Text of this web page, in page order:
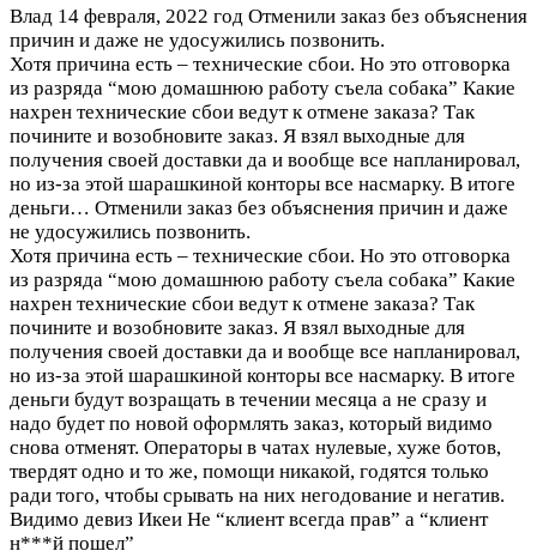
Влад 14 февраля, 2022 год Отменили заказ без объяснения
причин и даже не удосужились позвонить.
Хотя причина есть – технические сбои. Но это отговорка
из разряда “мою домашнюю работу съела собака” Какие
нахрен технические сбои ведут к отмене заказа? Так
почините и возобновите заказ. Я взял выходные для
получения своей доставки да и вообще все напланировал,
но из-за этой шарашкиной конторы все насмарку. В итоге
деньги… Отменили заказ без объяснения причин и даже
не удосужились позвонить.
Хотя причина есть – технические сбои. Но это отговорка
из разряда “мою домашнюю работу съела собака” Какие
нахрен технические сбои ведут к отмене заказа? Так
почините и возобновите заказ. Я взял выходные для
получения своей доставки да и вообще все напланировал,
но из-за этой шарашкиной конторы все насмарку. В итоге
деньги будут возращать в течении месяца а не сразу и
надо будет по новой оформлять заказ, который видимо
снова отменят. Операторы в чатах нулевые, хуже ботов,
твердят одно и то же, помощи никакой, годятся только
ради того, чтобы срывать на них негодование и негатив.
Видимо девиз Икеи Не “клиент всегда прав” а “клиент
н***й пошел”